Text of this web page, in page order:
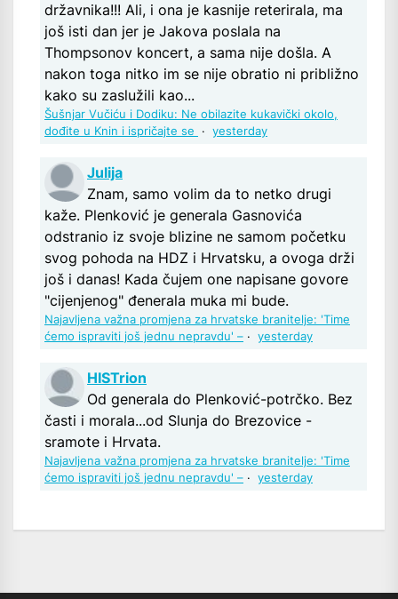
državnika!!! Ali, i ona je kasnije reterirala, ma
još isti dan jer je Jakova poslala na
Thompsonov koncert, a sama nije došla. A
nakon toga nitko im se nije obratio ni približno
kako su zaslužili kao...
Šušnjar Vučiću i Dodiku: Ne obilazite kukavički okolo,
dođite u Knin i ispričajte se
· yesterday
Julija
Znam, samo volim da to netko drugi
kaže. Plenković je generala Gasnovića
odstranio iz svoje blizine ne samom početku
svog pohoda na HDZ i Hrvatsku, a ovoga drži
još i danas! Kada čujem one napisane govore
"cijenjenog" đenerala muka mi bude.
Najavljena važna promjena za hrvatske branitelje: 'Time
ćemo ispraviti još jednu nepravdu' – · yesterday
HISTrion
Od generala do Plenković-potrčko. Bez
časti i morala...od Slunja do Brezovice -
sramote i Hrvata.
Najavljena važna promjena za hrvatske branitelje: 'Time
ćemo ispraviti još jednu nepravdu' – · yesterday